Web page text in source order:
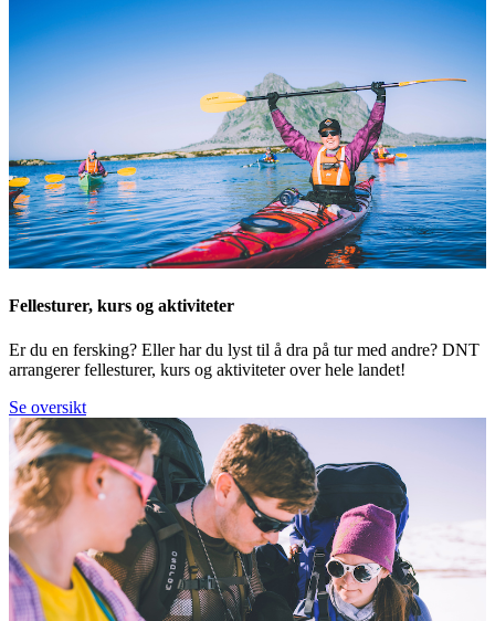
Fellesturer, kurs og aktiviteter
Er du en fersking? Eller har du lyst til å dra på tur med andre? DNT
arrangerer fellesturer, kurs og aktiviteter over hele landet!
Se oversikt